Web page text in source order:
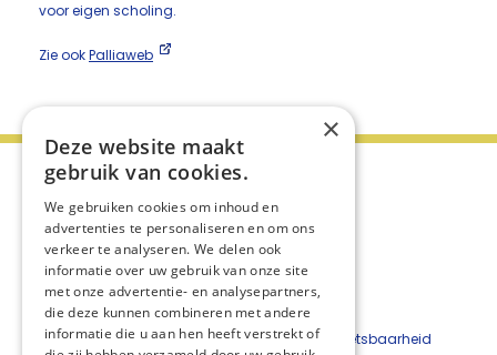
voor eigen scholing.
Zie ookPalliaweb
Beveiligingskwetsbaarheid
×
Deze website maakt
gebruik van cookies.
We gebruiken cookies om inhoud en
advertenties te personaliseren en om ons
verkeer te analyseren. We delen ook
informatie over uw gebruik van onze site
met onze advertentie- en analysepartners,
die deze kunnen combineren met andere
informatie die u aan hen heeft verstrekt of